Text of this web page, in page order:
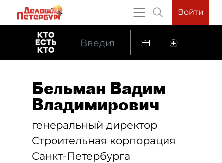
Войти
Бельман Вадим
Владимирович
генеральный директор
Строительная корпорация
Санкт-Петербурга